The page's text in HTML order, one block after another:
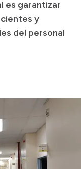
es garantizar
y
del personal